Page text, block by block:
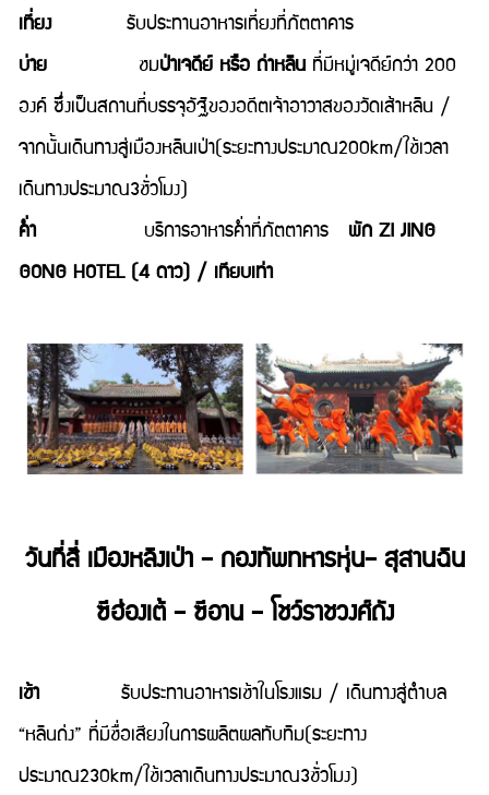
เที่ยง
รับประทานอาหารเที่ยงที่ภัตตาคาร
บ่าย ชมป่าเจดีย์ หรือ ถ่าหลิน ที่มีหมู่เจดีย์กว่า 200
องค์ ซึ่งเป็นสถานที่บรรจุอัฐิของอดีตเจ้าอาวาสของวัดเส้าหลิน /
จากนั้นเดินทางสู่เมืองหลินเป่า(ระยะทางประมาณ200km/ใช้เวลา
เดินทางประมาณ3ชั่วโมง)
ค่ำบริการอาหารค่ำที่ภัตตาคาร พัก ZI JING
GONG HOTEL (4 ดาว) / เทียบเท่า
วันที่สี่ เมืองหลิงเป่า – กองทัพทหารหุ่น– สุสานฉิน
ซีฮ่องเต้ – ซีอาน – โชว์ราชวงศ์ถัง
เช้า
รับประทานอาหารเช้าในโรงแรม / เดินทางสู่ตำบล
“หลินถ่ง” ที่มีชื่อเสียงในการผลิตผลทับทิม(ระยะทาง
ประมาณ230km/ใช้เวลาเดินทางประมาณ3ชั่วโมง)